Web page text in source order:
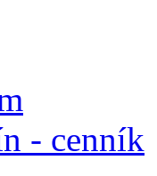
- cenník